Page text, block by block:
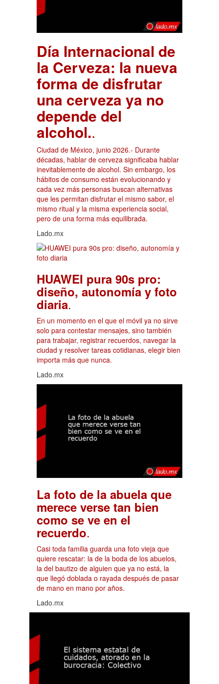
Día Internacional de
la Cerveza: la nueva
forma de disfrutar
una cerveza ya no
depende del
alcohol..
Ciudad de México, junio 2026.- Durante
décadas, hablar de cerveza significaba hablar
inevitablemente de alcohol. Sin embargo, los
hábitos de consumo están evolucionando y
cada vez más personas buscan alternativas
que les permitan disfrutar el mismo sabor, el
mismo ritual y la misma experiencia social,
pero de una forma más equilibrada.
Lado.mx
HUAWEI pura 90s pro:
diseño, autonomía y foto
diaria.
En un momento en el que el móvil ya no sirve
solo para contestar mensajes, sino también
para trabajar, registrar recuerdos, navegar la
ciudad y resolver tareas cotidianas, elegir bien
importa más que nunca.
Lado.mx
La foto de la abuela que
merece verse tan bien
como se ve en el
recuerdo.
Casi toda familia guarda una foto vieja que
quiere rescatar: la de la boda de los abuelos,
la del bautizo de alguien que ya no está, la
que llegó doblada o rayada después de pasar
de mano en mano por años.
Lado.mx